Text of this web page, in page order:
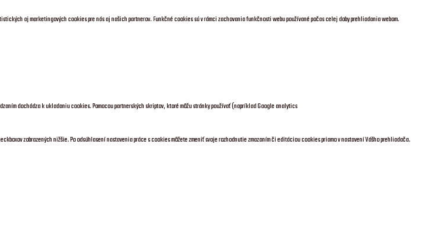
aj marketingových cookies pre nás aj našich partnerov. Funkčné cookies sú v rámci zachovania funkčnosti webu používané počas celej doby prehliadania webom.
dochádza k ukladaniu cookies. Pomocou partnerských skriptov, ktoré môžu stránky používať (napríklad Google analytics
zobrazených nižšie. Po odsúhlasení nastavenia práce s cookies môžete zmeniť svoje rozhodnutie zmazaním či editáciou cookies priamo v nastavení Vášho prehliadača.